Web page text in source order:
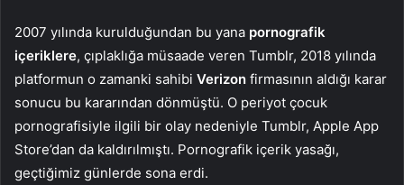
2007 yılında kurulduğundan bu yana pornografik
içeriklere, çıplaklığa müsaade veren Tumblr, 2018 yılında
platformun o zamanki sahibi Verizon firmasının aldığı karar
sonucu bu kararından dönmüştü. O periyot çocuk
pornografisiyle ilgili bir olay nedeniyle Tumblr, Apple App
Store’dan da kaldırılmıştı. Pornografik içerik yasağı,
geçtiğimiz günlerde sona erdi.